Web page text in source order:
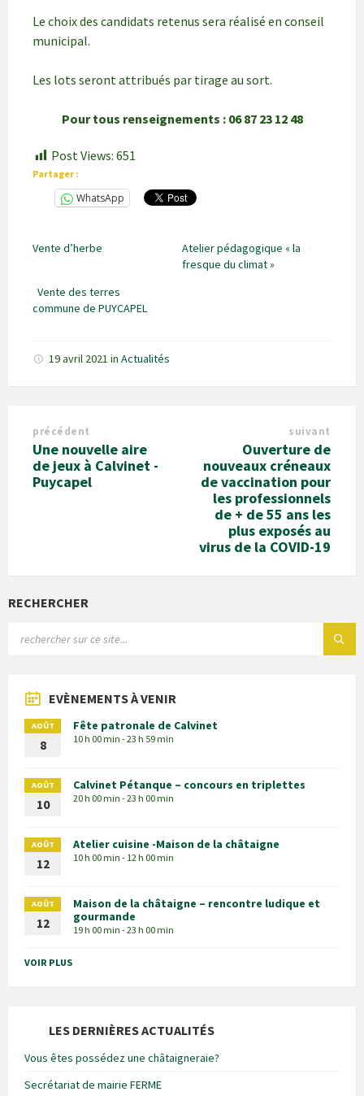
Le choix des candidats retenus sera réalisé en conseil
municipal.
Les lots seront attribués par tirage au sort.
Pour tous renseignements : 06 87 23 12 48
Post Views: 651
Partager :
WhatsApp
Vente d’herbe
Atelier pédagogique « la
fresque du climat »
Vente des terres
commune de PUYCAPEL
19 avril 2021 in Actualités
précédent
Une nouvelle aire
de jeux à Calvinet -
Puycapel
suivant
Ouverture de
nouveaux créneaux
de vaccination pour
les professionnels
de + de 55 ans les
plus exposés au
virus de la COVID-19
RECHERCHER
EVÈNEMENTS À VENIR
AOÛT
8
Fête patronale de Calvinet
10 h 00 min - 23 h 59 min
AOÛT
10
Calvinet Pétanque – concours en triplettes
20 h 00 min - 23 h 00 min
AOÛT
12
Atelier cuisine -Maison de la châtaigne
10 h 00 min - 12 h 00 min
AOÛT
12
Maison de la châtaigne – rencontre ludique et
gourmande
19 h 00 min - 23 h 00 min
VOIR PLUS
LES DERNIÈRES ACTUALITÉS
Vous êtes possédez une châtaigneraie?
Secrétariat de mairie FERME